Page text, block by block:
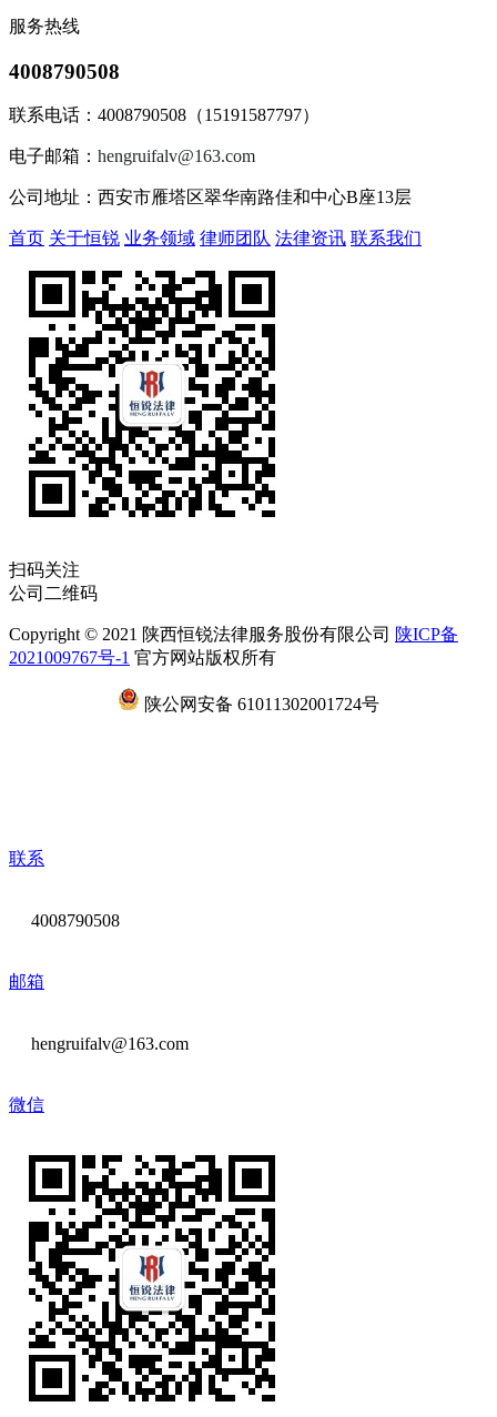
服务热线
4008790508
联系电话：4008790508（15191587797）
电子邮箱： hengruifalv@163.com
公司地址：西安市雁塔区翠华南路佳和中心B座13层
首页 关于恒锐 业务领域 律师团队 法律资讯 联系我们
扫码关注
公司二维码
Copyright © 2021 陕西恒锐法律服务股份有限公司 陕ICP备
2021009767号-1 官方网站版权所有
陕公网安备 61011302001724号
联系
4008790508
邮箱
hengruifalv@163.com
微信